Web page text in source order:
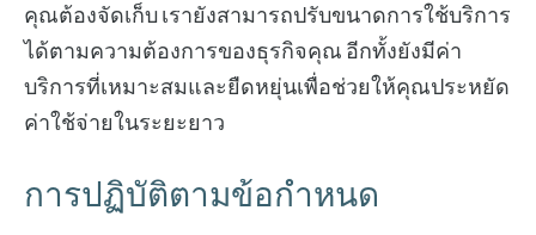
คุณต้องจัดเก็บ เรายังสามารถปรับขนาดการใช้บริการ
ได้ตามความต้องการของธุรกิจคุณ อีกทั้งยังมีค่า
บริการที่เหมาะสมและยืดหยุ่นเพื่อช่วยให้คุณประหยัด
ค่าใช้จ่ายในระยะยาว
การปฏิบัติตามข้อกำหนด